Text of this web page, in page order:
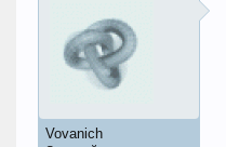
Vovanich